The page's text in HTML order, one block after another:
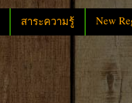
สาระความรู้ New